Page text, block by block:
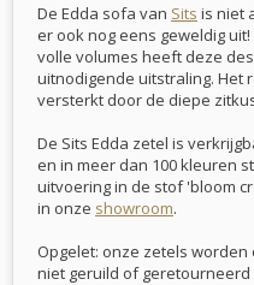
De Edda sofa van Sits is niet
er ook nog eens geweldig
volle volumes heeft deze
uitnodigende uitstraling. Het
versterkt door de diepe
De Sits Edda zetel is
en in meer dan 100 kleuren
uitvoering in de stof 'bloom
in onze showroom.
Opgelet: onze zetels
niet geruild of geretourneerd